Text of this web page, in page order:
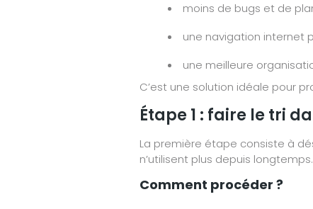
moins de bugs et de
une navigation internet
une meilleure
C’est une solution idéale pour
Étape 1 : faire le tri
La première étape consiste à
n’utilisent plus depuis longtemps.
Comment procéder ?